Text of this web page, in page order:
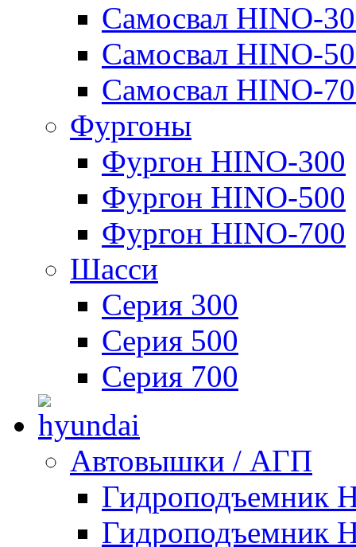
Самосвал HINO-
Самосвал HINO-
Самосвал HINO-
Фургоны
Фургон HINO-300
Фургон HINO-500
Фургон HINO-700
Шасси
Серия 300
Серия 500
Серия 700
Автовышки / АГП
Гидроподъемник
Гидроподъемник